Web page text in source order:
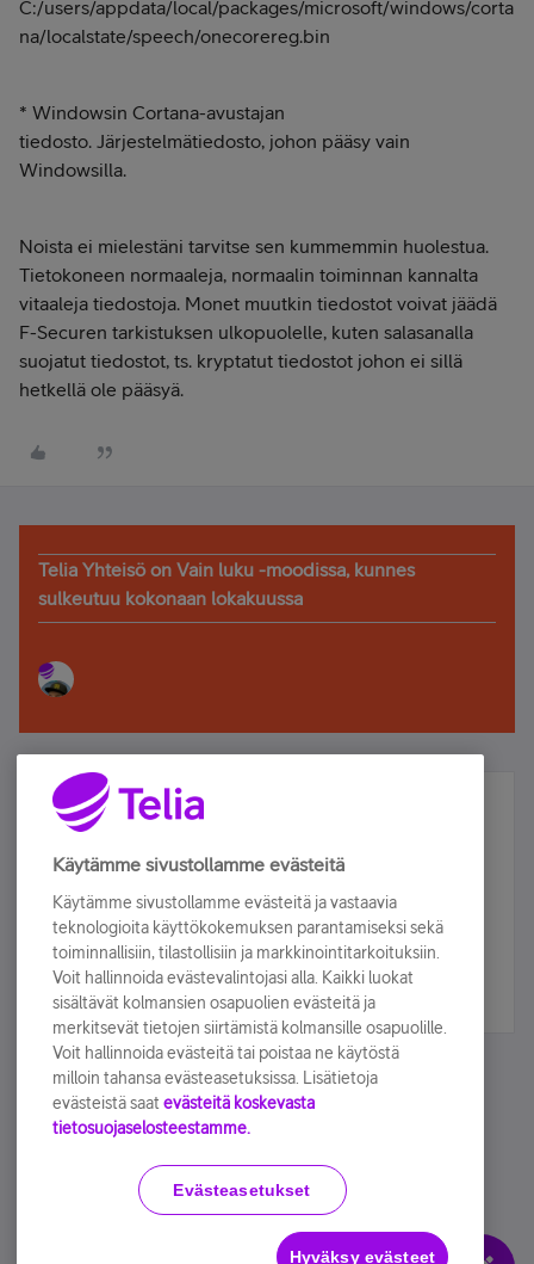
C:/users/appdata/local/packages/microsoft/windows/corta
na/localstate/speech/onecorereg.bin
* Windowsin Cortana-avustajan
tiedosto. Järjestelmätiedosto, johon pääsy vain
Windowsilla.
Noista ei mielestäni tarvitse sen kummemmin huolestua.
Tietokoneen normaaleja, normaalin toiminnan kannalta
vitaaleja tiedostoja. Monet muutkin tiedostot voivat jäädä
F-Securen tarkistuksen ulkopuolelle, kuten salasanalla
suojatut tiedostot, ts. kryptatut tiedostot johon ei sillä
hetkellä ole pääsyä.
Telia Yhteisö on Vain luku -moodissa, kunnes
sulkeutuu kokonaan lokakuussa
Älä jää paitsi – osallistu ja voita!
Tilaa Telian uutiskirje ja olet mukana arvonnassa.
sähköpostiisi.
Tilaa nyt
Käyttöehdot Accessibility statement
Käytämme sivustollamme evästeitä
Käytämme sivustollamme evästeitä ja vastaavia
teknologioita käyttökokemuksen parantamiseksi sekä
toiminnallisiin, tilastollisiin ja markkinointitarkoituksiin.
Voit hallinnoida evästevalintojasi alla. Kaikki luokat
sisältävät kolmansien osapuolien evästeitä ja
merkitsevät tietojen siirtämistä kolmansille osapuolille.
Voit hallinnoida evästeitä tai poistaa ne käytöstä
milloin tahansa evästeasetuksissa. Lisätietoja
evästeistä saat evästeitä koskevasta
tietosuojaselosteestamme.
Evästeasetukset
Hyväksy evästeet